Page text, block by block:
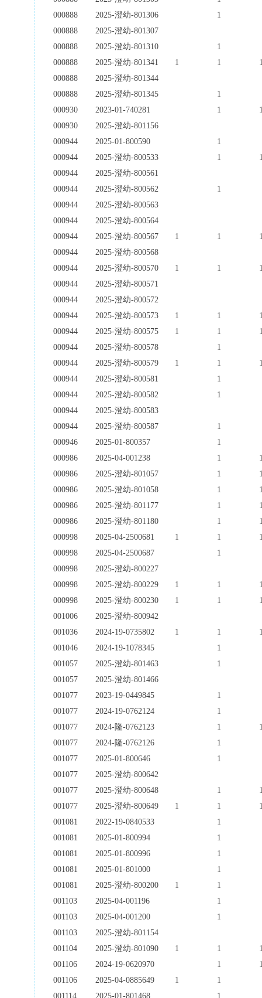
000888
2025-澄幼-801306
1
000888
2025-澄幼-801307
000888
2025-澄幼-801310
1
000888
2025-澄幼-801341 1 1
000888
2025-澄幼-801344
000888
2025-澄幼-801345
1
000930
2023-01-740281 1
000930
2025-澄幼-801156
000944
2025-01-800590
1
000944
2025-澄幼-800533 1
000944
2025-澄幼-800561
000944
2025-澄幼-800562
1
000944
2025-澄幼-800563
000944
2025-澄幼-800564
000944
2025-澄幼-800567 1 1
000944
2025-澄幼-800568
000944
2025-澄幼-800570 1 1
000944
2025-澄幼-800571
000944
2025-澄幼-800572
000944
2025-澄幼-800573 1 1
000944
2025-澄幼-800575 1 1
000944
2025-澄幼-800578
1
000944
2025-澄幼-800579 1 1
000944
2025-澄幼-800581
1
000944
2025-澄幼-800582
1
000944
2025-澄幼-800583
000944
2025-澄幼-800587
1
000946
2025-01-800357
1
000986
2025-04-001238 1
000986
2025-澄幼-801057 1
000986
2025-澄幼-801058 1
000986
2025-澄幼-801177 1
000986
2025-澄幼-801180 1
000998
2025-04-2500681 1 1
000998
2025-04-2500687
1
000998
2025-澄幼-800227
000998
2025-澄幼-800229 1 1
000998
2025-澄幼-800230 1 1
001006
2025-澄幼-800942
001036
2024-19-0735802 1 1
001046
2024-19-1078345
1
001057
2025-澄幼-801463
1
001057
2025-澄幼-801466
001077
2023-19-0449845
1
001077
2024-19-0762124
1
001077
2024-隆-0762123 1
001077
2024-隆-0762126
1
001077
2025-01-800646
1
001077
2025-澄幼-800642
001077
2025-澄幼-800648 1
001077
2025-澄幼-800649 1 1
001081
2022-19-0840533
1
001081
2025-01-800994
1
001081
2025-01-800996
1
001081
2025-01-801000
1
001081
2025-澄幼-800200 1
1
001103
2025-04-001196
1
001103
2025-04-001200
1
001103
2025-澄幼-801154
001104
2025-澄幼-801090 1 1
001106
2024-19-0620970 1
001106
2025-04-0885649 1
1
001114
2025-01-801468 1